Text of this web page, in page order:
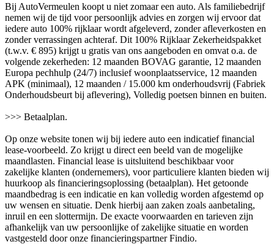
Bij AutoVermeulen koopt u niet zomaar een auto. Als familiebedrijf
nemen wij de tijd voor persoonlijk advies en zorgen wij ervoor dat
iedere auto 100% rijklaar wordt afgeleverd, zonder afleverkosten en
zonder verrassingen achteraf. Dit 100% Rijklaar Zekerheidspakket
(t.w.v. € 895) krijgt u gratis van ons aangeboden en omvat o.a. de
volgende zekerheden: 12 maanden BOVAG garantie, 12 maanden
Europa pechhulp (24/7) inclusief woonplaatsservice, 12 maanden
APK (minimaal), 12 maanden / 15.000 km onderhoudsvrij (Fabriek
Onderhoudsbeurt bij aflevering), Volledig poetsen binnen en buiten.
>>> Betaalplan.
Op onze website tonen wij bij iedere auto een indicatief financial
lease-voorbeeld. Zo krijgt u direct een beeld van de mogelijke
maandlasten. Financial lease is uitsluitend beschikbaar voor
zakelijke klanten (ondernemers), voor particuliere klanten bieden wij
huurkoop als financieringsoplossing (betaalplan). Het getoonde
maandbedrag is een indicatie en kan volledig worden afgestemd op
uw wensen en situatie. Denk hierbij aan zaken zoals aanbetaling,
inruil en een slottermijn. De exacte voorwaarden en tarieven zijn
afhankelijk van uw persoonlijke of zakelijke situatie en worden
vastgesteld door onze financieringspartner Findio.